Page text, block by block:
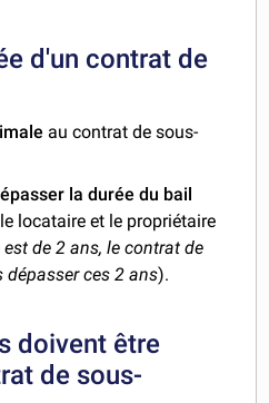
d'un contrat de
au contrat de sous-
la durée du bail
locataire et le propriétaire
de 2 ans, le contrat de
ces 2 ans).
doivent être
de sous-